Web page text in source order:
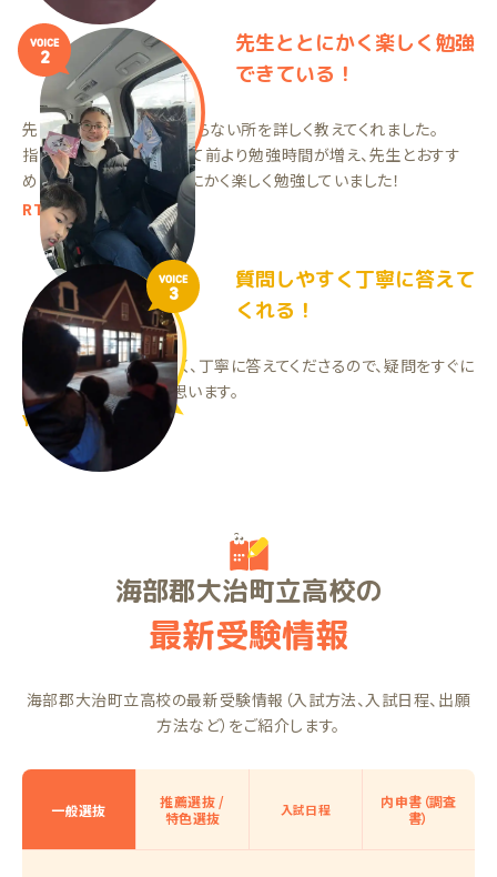
VOICE
2
先生ととにかく楽しく勉強
できている！
先生がとても優しく、分からない所を詳しく教えてくれました。
指導日を楽しみにしていて前より勉強時間が増え、先生とおすす
めお菓子の話をしたりとにかく楽しく勉強していました！
RTちゃん（中3）
VOICE
3
質問しやすく丁寧に答えて
くれる！
今の先生は質問しやすく、丁寧に答えてくださるので、疑問をすぐに
解決できているように思います。
YYくん（中2）
海部郡大治町立高校の
最新受験情報
海部郡大治町立高校の最新受験情報（入試方法、入試日程、出願
方法など）をご紹介します。
一般選抜
推薦選抜 /
特色選抜
入試日程
内申書（調査
書）